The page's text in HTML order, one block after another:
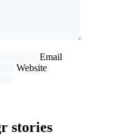
Email
Website
stories